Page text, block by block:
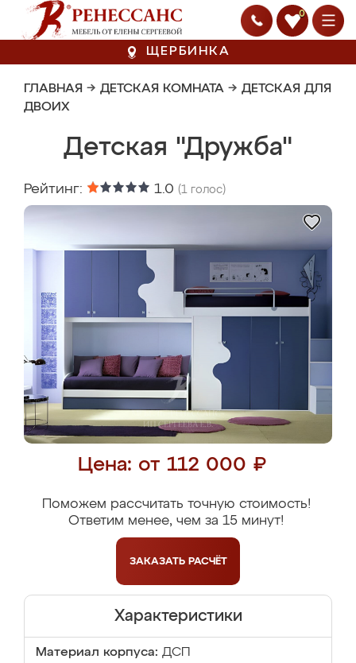
0
ЩЕРБИНКА
ГЛАВНАЯ → ДЕТСКАЯ КОМНАТА → ДЕТСКАЯ ДЛЯ
ДВОИХ
Детская "Дружба"
Рейтинг: 1.0 (1 голос)
Цена: от 112 000 ₽
Поможем рассчитать точную стоимость!
Ответим менее, чем за 15 минут!
ЗАКАЗАТЬ РАСЧЁТ
Характеристики
Материал корпуса: ДСП